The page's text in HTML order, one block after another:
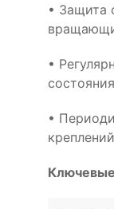
• Защита
•
•
креплений